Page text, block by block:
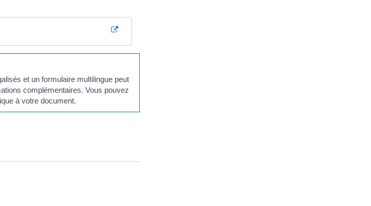
et un formulaire multilingue peut
complémentaires. Vous pouvez
à votre document.